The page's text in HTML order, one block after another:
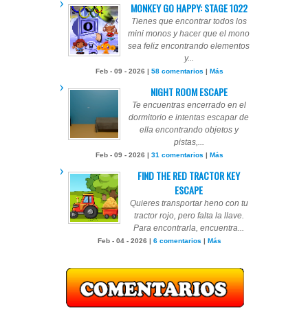
MONKEY GO HAPPY: STAGE 1022
Tienes que encontrar todos los
mini monos y hacer que el mono
sea feliz encontrando elementos
y...
Feb - 09 - 2026 | 58 comentarios Más
NIGHT ROOM ESCAPE
Te encuentras encerrado en el
dormitorio e intentas escapar de
ella encontrando objetos y
pistas,...
Feb - 09 - 2026 | 31 comentarios Más
FIND THE RED TRACTOR KEY
ESCAPE
Quieres transportar heno con tu
tractor rojo, pero falta la llave.
Para encontrarla, encuentra...
Feb - 04 - 2026 | 6 comentarios Más